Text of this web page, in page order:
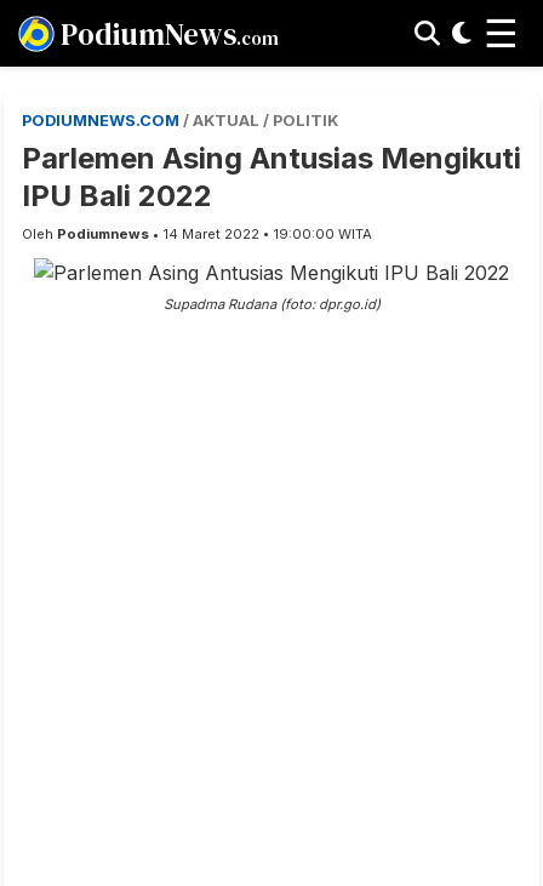
PodiumNews.com ☰
PODIUMNEWS.COM / AKTUAL / POLITIK
Parlemen Asing Antusias Mengikuti
IPU Bali 2022
Oleh Podiumnews • 14 Maret 2022 • 19:00:00 WITA
Supadma Rudana (foto: dpr.go.id)